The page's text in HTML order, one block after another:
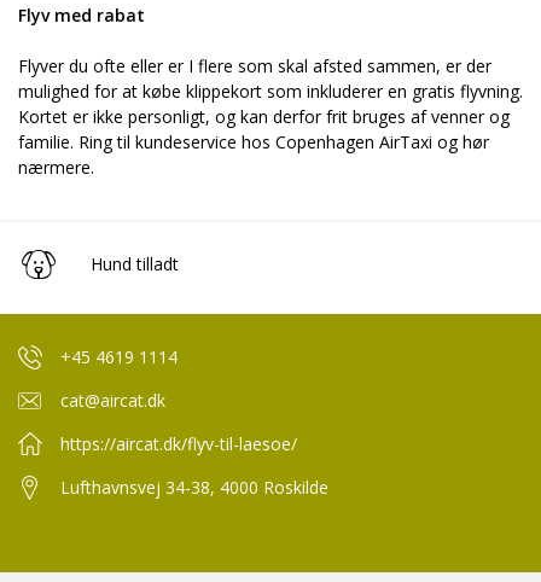
Flyv med rabat
Flyver du ofte eller er I flere som skal afsted sammen, er der
mulighed for at købe klippekort som inkluderer en gratis flyvning.
Kortet er ikke personligt, og kan derfor frit bruges af venner og
familie. Ring til kundeservice hos Copenhagen AirTaxi og hør
nærmere.
Hund tilladt
+45 4619 1114
cat@aircat.dk
https://aircat.dk/flyv-til-laesoe/
Lufthavnsvej 34-38, 4000 Roskilde